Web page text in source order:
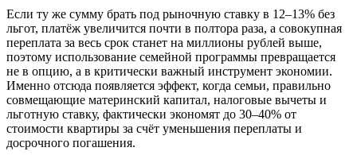
Если ту же сумму брать под рыночную ставку в 12–13% без
льгот, платёж увеличится почти в полтора раза, а совокупная
переплата за весь срок станет на миллионы рублей выше,
поэтому использование семейной программы превращается
не в опцию, а в критически важный инструмент экономии.
Именно отсюда появляется эффект, когда семьи, правильно
совмещающие материнский капитал, налоговые вычеты и
льготную ставку, фактически экономят до 30–40% от
стоимости квартиры за счёт уменьшения переплаты и
досрочного погашения.